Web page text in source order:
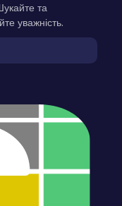
та
уважність.